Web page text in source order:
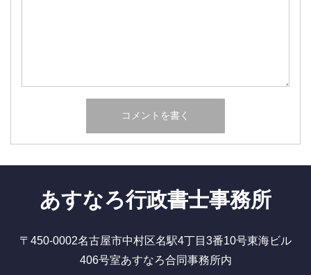
あすなろ行政書士事務所
〒450-0002名古屋市中村区名駅4丁目3番10号東海ビル
406号室あすなろ合同事務所内